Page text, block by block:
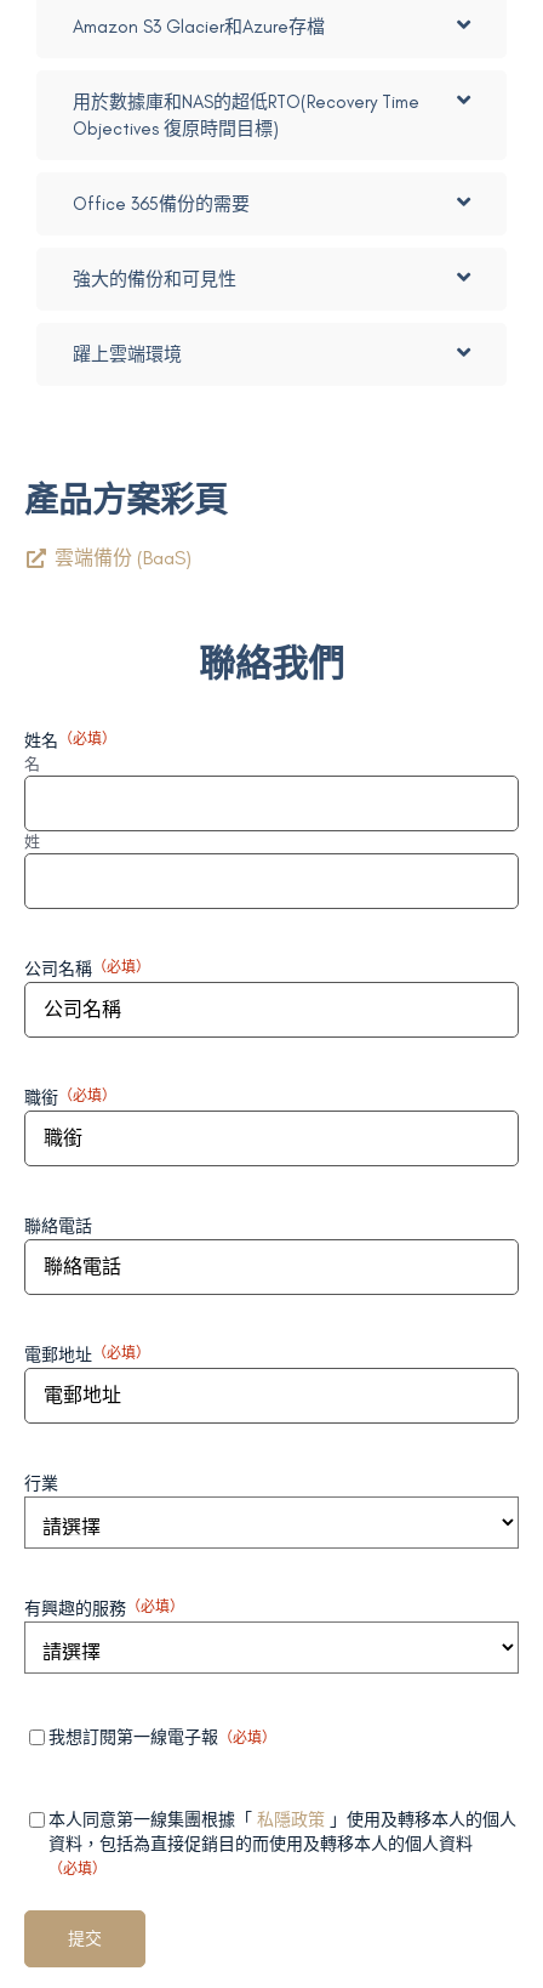
Amazon S3 Glacier和Azure存檔
用於數據庫和NAS的超低RTO(Recovery Time
Objectives 復原時間目標)
Office 365備份的需要
強大的備份和可見性
躍上雲端環境
產品方案彩頁
雲端備份 (BaaS)
聯絡我們
姓名 （必填）
名
姓
公司名稱 （必填）
職銜 （必填）
聯絡電話
電郵地址 （必填）
行業
有興趣的服務 （必填）
Mandatory（必
我想訂閱第一線電子報 （必填）
Mandatory
field 2
（必
填）
本人同意第一線集團根據「 私隱政策 」使用及轉移本人的個人
資料，包括為直接促銷目的而使用及轉移本人的個人資料
（必填）